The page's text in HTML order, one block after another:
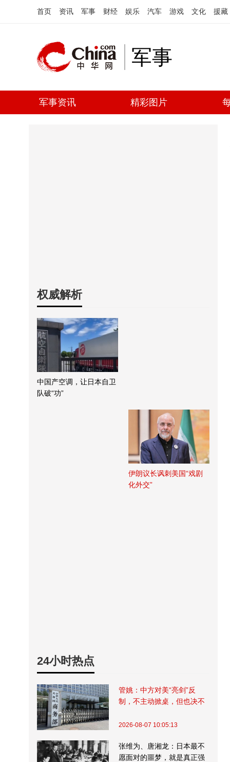
首页 资讯 军事 财经 娱乐 汽车 游戏 文化 援藏
军事
军事资讯 精彩图片
权威解析
中国产空调，让日本自卫
队破“功”
伊朗议长讽刺美国“戏剧
化外交”
24小时热点
管姚：中方对美“亮剑”反
制，不主动掀桌，但也决不
2026-08-07 10:05:13
张维为、唐湘龙：日本最不
愿面对的噩梦，就是真正强